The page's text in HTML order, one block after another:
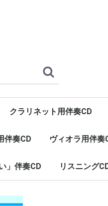
クラリネット用伴奏CD
伴奏CD ヴィオラ用伴奏
」伴奏CD リスニング